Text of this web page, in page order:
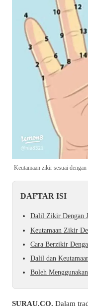
Keutamaan zikir sesuai
DAFTAR ISI
Dalil Zikir Dengan
Keutamaan Zikir
Cara Berzikir
Dalil dan
Boleh
SURAU.CO. Dalam